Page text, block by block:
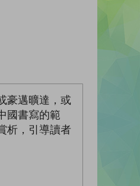
豪邁曠達，或
國書寫的範
析，引導讀者